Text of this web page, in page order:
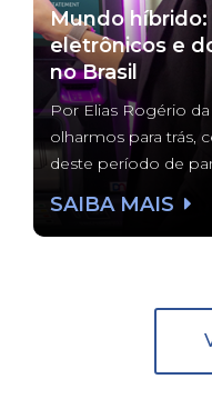
Mundo
eletrônicos e
no Brasil
Por Elias Rogério
olharmos para trás,
deste período de
SAIBA MAIS